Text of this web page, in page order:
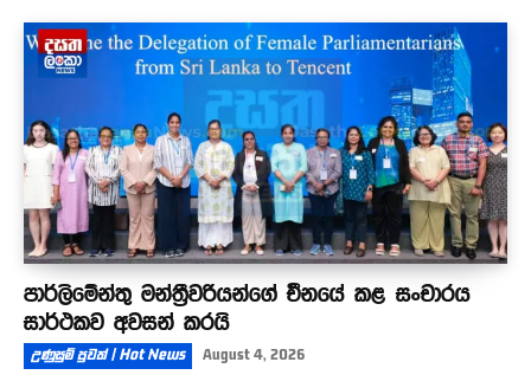
පාර්ලිමේන්තු මන්ත්‍රීවරියන්ගේ චීනයේ කළ සංචාරය
සාර්ථකව අවසන් කරයි
උණුසුම් පුවත් | Hot News August 4, 2026